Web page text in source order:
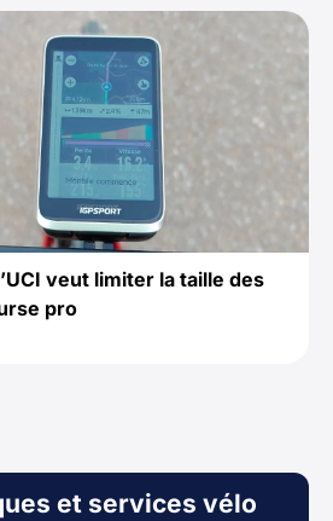
veut limiter la taille des
pro
et services vélo